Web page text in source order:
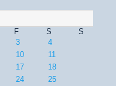
F S
S
3
4
10
11
17
18
24
25